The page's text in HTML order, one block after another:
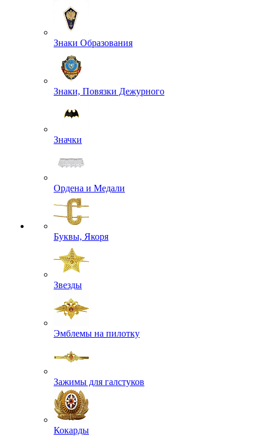
Знаки Образования
Знаки, Повязки Дежурного
Значки
Ордена и Медали
Буквы, Якоря
Звезды
Эмблемы на пилотку
Зажимы для галстуков
Кокарды